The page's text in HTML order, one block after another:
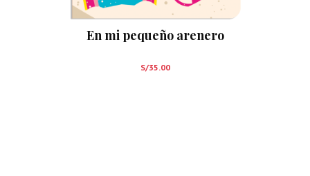
En mi pequeño arenero
S/35.00